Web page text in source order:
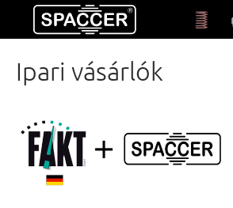
Skip to main content
Ipari vásárlók